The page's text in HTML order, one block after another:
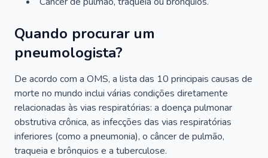
Quando procurar um
pneumologista?
De acordo com a OMS, a lista das 10 principais causas de
morte no mundo inclui várias condições diretamente
relacionadas às vias respiratórias: a doença pulmonar
obstrutiva crônica, as infecções das vias respiratórias
inferiores (como a pneumonia), o câncer de pulmão,
traqueia e brônquios e a tuberculose.